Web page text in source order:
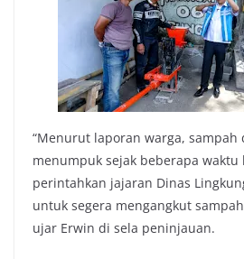
“Menurut laporan warga, sampah
menumpuk sejak beberapa waktu
perintahkan jajaran Dinas
untuk segera mengangkut
ujar Erwin di sela peninjauan.